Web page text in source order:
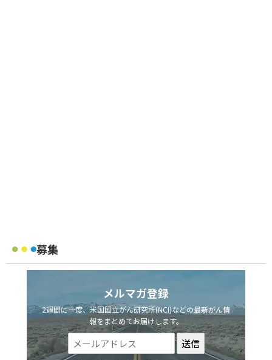
募集
メルマガ登録
2週間に一度、米国国立がん研究所(NCI)などの最新がん情
報をまとめてお届けします。